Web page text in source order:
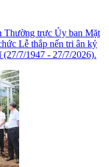
Thường trực Ủy ban Mặt
Lễ thắp nến tri ân kỷ
7/1947 - 27/7/2026).